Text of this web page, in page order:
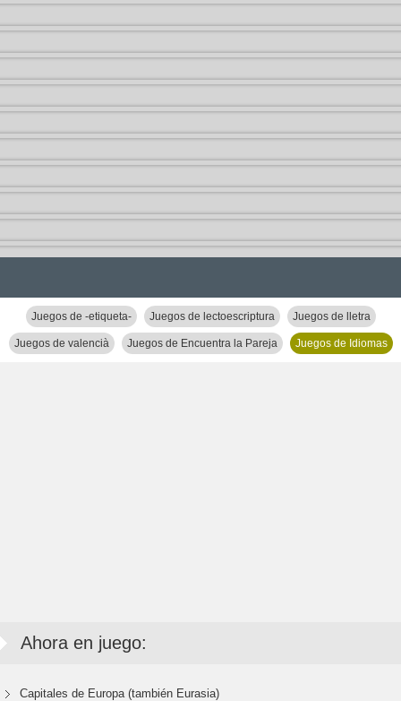
Juegos de -etiqueta- Juegos de lectoescriptura Juegos de lletra
Juegos de valencià Juegos de Encuentra la Pareja Juegos de Idiomas
Ahora en juego:
Capitales de Europa (también Eurasia)